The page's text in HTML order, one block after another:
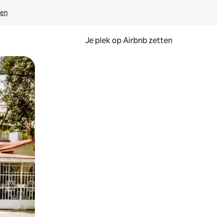
Je plek op Airbnb zetten
of swipen.